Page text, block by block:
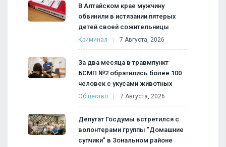
В Алтайском крае мужчину
обвинили в истязании пятерых
детей своей сожительницы
Криминал 7 Августа, 2026
За два месяца в травмпункт
БСМП №2 обратились более 100
человек с укусами животных
Общество 7 Августа, 2026
Депутат Госдумы встретился с
волонтерами группы "Домашние
супчики" в Зональном районе